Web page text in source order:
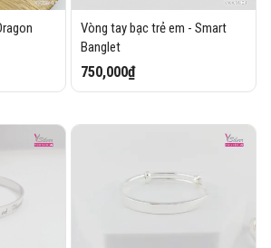
Vòng tay bạc trẻ em - Smart
Banglet
750,000₫